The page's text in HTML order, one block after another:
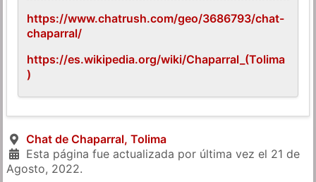
https://www.chatrush.com/geo/3686793/chat-
chaparral/
https://es.wikipedia.org/wiki/Chaparral_(Tolima
)
Chat de Chaparral, Tolima
Esta página fue actualizada por última vez el 21 de
Agosto, 2022.